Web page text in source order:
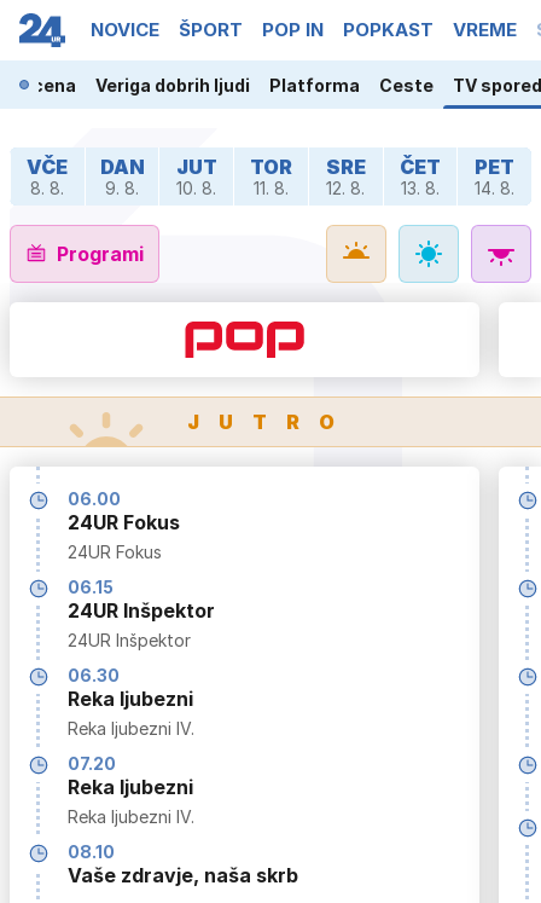
NOVICE ŠPORT POP IN POPKAST VREME
scena Veriga dobrih ljudi Platforma Ceste TV spored
VČE
8. 8.
DAN
9. 8.
JUT
10. 8.
TOR
11. 8.
SRE
12. 8.
ČET
13. 8.
PET
14. 8.
Programi
JUTRO
06.00
24UR Fokus
24UR Fokus
06.15
24UR Inšpektor
24UR Inšpektor
06.30
Reka ljubezni
Reka ljubezni IV.
07.20
Reka ljubezni
Reka ljubezni IV.
08.10
Vaše zdravje, naša skrb